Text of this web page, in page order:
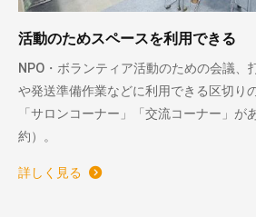
活動のためスペースを利用できる
NPO・ボランティア活動のための会議、
や発送準備作業などに利用できる区切り
「サロンコーナー」「交流コーナー」が
約）。
詳しく見る